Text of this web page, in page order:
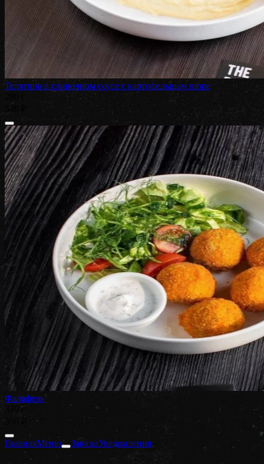
Телятина в сливочном соусе с картофельным пюре
280 г
540 ₽
Фалафель
330 г
390 ₽
ГлавнаяМеню ЗаказыУведомления